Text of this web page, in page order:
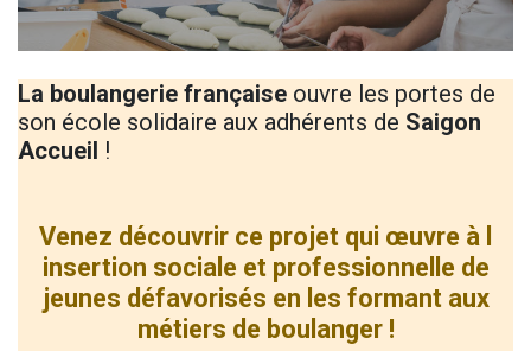
La boulangerie française ouvre les portes de
son école solidaire aux adhérents de Saigon
Accueil !
Venez découvrir ce projet qui œuvre à l
insertion sociale et professionnelle de
jeunes défavorisés en les formant aux
métiers de boulanger !